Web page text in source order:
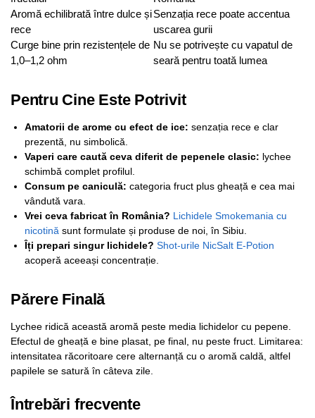
Aromă echilibrată între dulce și
rece
Senzația rece poate accentua
uscarea gurii
Curge bine prin rezistențele de
1,0–1,2 ohm
Nu se potrivește cu vapatul de
seară pentru toată lumea
Pentru Cine Este Potrivit
Amatorii de arome cu efect de ice: senzația rece e clar
prezentă, nu simbolică.
Vaperi care caută ceva diferit de pepenele clasic: lychee
schimbă complet profilul.
Consum pe caniculă: categoria fruct plus gheață e cea mai
vândută vara.
Vrei ceva fabricat în România? Lichidele Smokemania cu
nicotină sunt formulate și produse de noi, în Sibiu.
Îți prepari singur lichidele? Shot-urile NicSalt E-Potion
acoperă aceeași concentrație.
Părere Finală
Lychee ridică această aromă peste media lichidelor cu pepene.
Efectul de gheață e bine plasat, pe final, nu peste fruct. Limitarea:
intensitatea răcoritoare cere alternanță cu o aromă caldă, altfel
papilele se satură în câteva zile.
Întrebări frecvente